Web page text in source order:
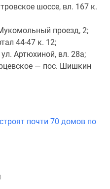
шоссе, вл. 167 к.
проезд, 2;
44-47 к. 12;
Артюхиной, вл. 28а;
— пос. Шишкин
почти 70 домов по